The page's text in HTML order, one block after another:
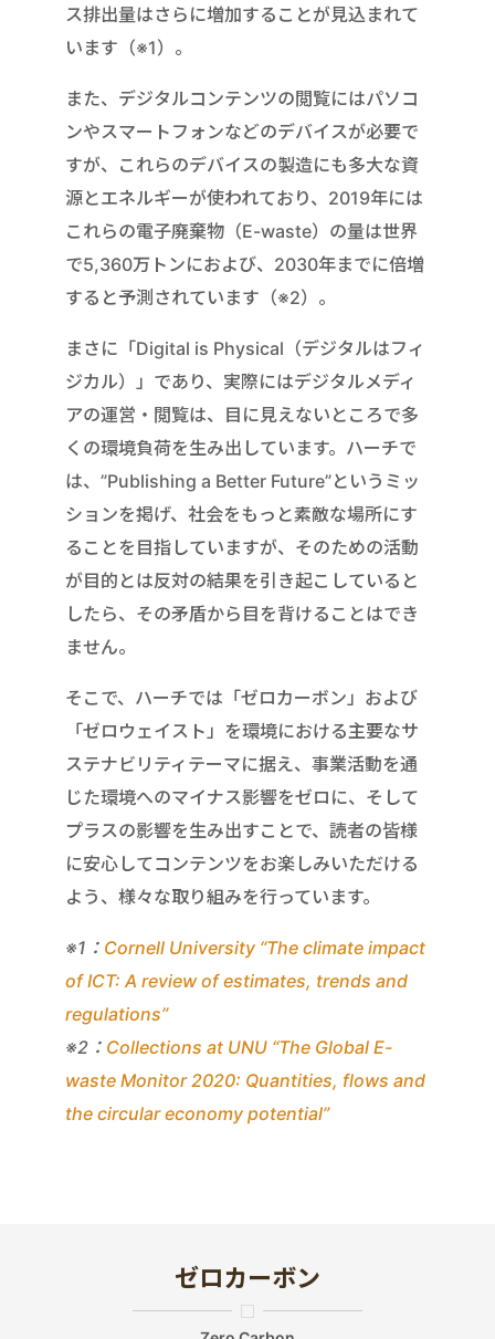
ス排出量はさらに増加することが見込まれて
います（※1）。
また、デジタルコンテンツの閲覧にはパソコ
ンやスマートフォンなどのデバイスが必要で
すが、これらのデバイスの製造にも多大な資
源とエネルギーが使われており、2019年には
これらの電子廃棄物（E-waste）の量は世界
で5,360万トンにおよび、2030年までに倍増
すると予測されています（※2）。
まさに「Digital is Physical（デジタルはフィ
ジカル）」であり、実際にはデジタルメディ
アの運営・閲覧は、目に見えないところで多
くの環境負荷を生み出しています。ハーチで
は、”Publishing a Better Future”というミッ
ションを掲げ、社会をもっと素敵な場所にす
ることを目指していますが、そのための活動
が目的とは反対の結果を引き起こしていると
したら、その矛盾から目を背けることはでき
ません。
そこで、ハーチでは「ゼロカーボン」および
「ゼロウェイスト」を環境における主要なサ
ステナビリティテーマに据え、事業活動を通
じた環境へのマイナス影響をゼロに、そして
プラスの影響を生み出すことで、読者の皆様
に安心してコンテンツをお楽しみいただける
よう、様々な取り組みを行っています。
※1： Cornell University “The climate impact
of ICT: A review of estimates, trends and
regulations”
※2： Collections at UNU “The Global E-
waste Monitor 2020: Quantities, flows and
the circular economy potential”
ゼロカーボン